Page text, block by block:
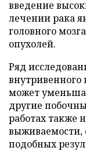
введение
лечении рака
головного
опухолей.
Ряд
может
другие
работах также
выживаемости,
подобных